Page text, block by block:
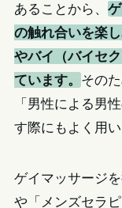
あることから、
の触れ合いを楽
やバイ（バイセ
ています。 その
「男性による男
す際にもよく用
ゲイマッサージ
や「メンズセラ